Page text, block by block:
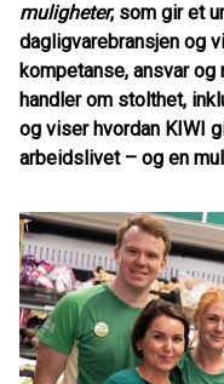
muligheter, som gir et
dagligvarebransjen og
kompetanse, ansvar og
handler om stolthet,
og viser hvordan KIWI
arbeidslivet – og en